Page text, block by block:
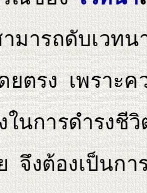
มารถดับเวทน
ตรง เพราะ
ในการดำรงชี
จึงต้องเป็นก